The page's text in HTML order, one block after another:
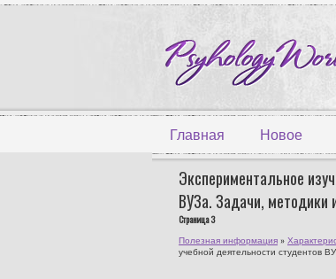
Главная Новое
Экспериментальное
ВУЗа. Задачи, методики
Страница 3
Полезная информация »
учебной деятельности студентов